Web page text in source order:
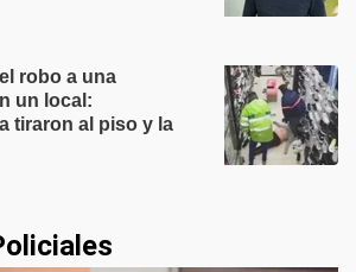
robo a una
un local:
tiraron al piso y la